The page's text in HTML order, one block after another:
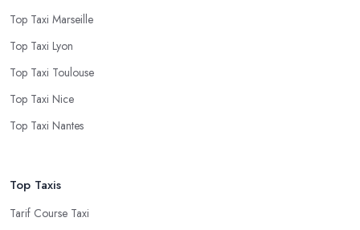
Top Taxi Marseille
Top Taxi Lyon
Top Taxi Toulouse
Top Taxi Nice
Top Taxi Nantes
Top Taxis
Tarif Course Taxi